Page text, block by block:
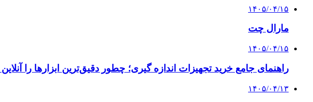
۱۴۰۵/۰۴/۱۵
مارال چت
۱۴۰۵/۰۴/۱۵
راهنمای جامع خرید تجهیزات اندازه گیری؛ چطور دقیق‌ترین ابزارها را
۱۴۰۵/۰۴/۱۳